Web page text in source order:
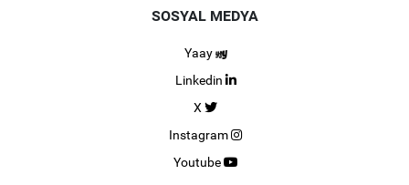
SOSYAL MEDYA
Yaay
Linkedin
X
Instagram
Youtube